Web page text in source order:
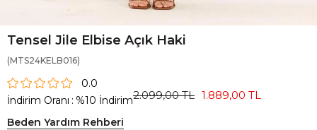
Tensel Jile Elbise Açık Haki
(MTS24KELB016)
0.0
İndirim Oranı : %10 İndirim2.099,00 TL 1.889,00 TL
Beden Yardım Rehberi